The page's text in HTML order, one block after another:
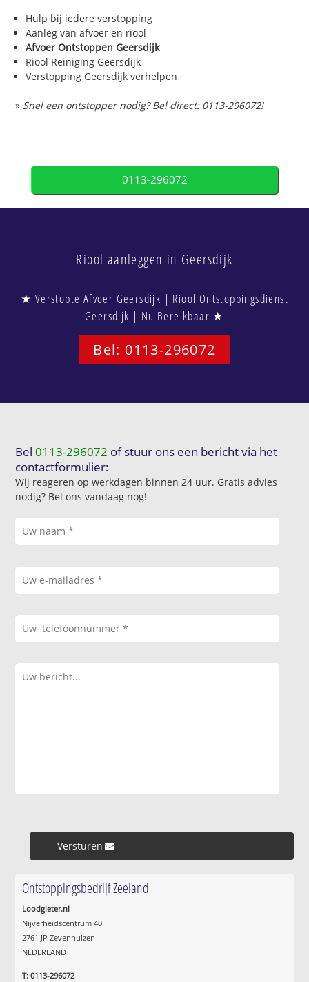
Hulp bij iedere verstopping
Aanleg van afvoer en riool
Afvoer Ontstoppen Geersdijk
Riool Reiniging Geersdijk
Verstopping Geersdijk verhelpen
» Snel een ontstopper nodig? Bel direct: 0113-296072!
0113-296072
Riool aanleggen in Geersdijk
★ Verstopte Afvoer Geersdijk | Riool Ontstoppingsdienst
Geersdijk | Nu Bereikbaar ★
Bel: 0113-296072
Bel0113-296072 of stuur ons een bericht via het
contactformulier:
Wij reageren op werkdagen binnen 24 uur. Gratis advies
nodig? Bel ons vandaag nog!
Versturen »
Ontstoppingsbedrijf Zeeland
Loodgieter.nl
Nijverheidscentrum 40
2761 JP Zevenhuizen
NEDERLAND
T: 0113-296072